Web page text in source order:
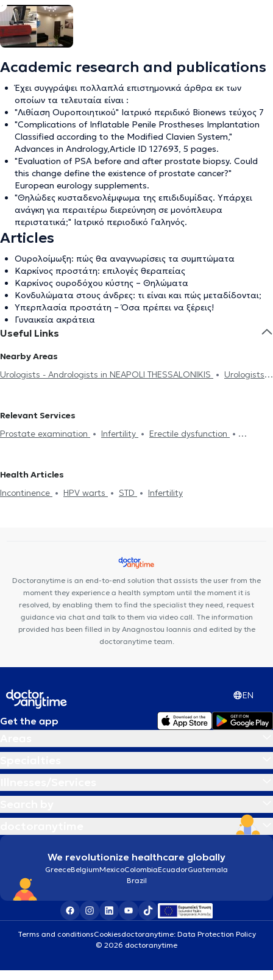
Academic research and publications
Έχει συγγράψει πολλαπλά επιστημονικά άρθρα εκ των
οποίων τα τελευταία είναι :
"Λιθίαση Ουροποιητικού" Ιατρικό περιδικό Bionews τεύχος 7
"Complications of Inflatable Penile Prostheses Implantation
Classified according to the Modified Clavien System,"
Advances in Andrology,Article ID 127693, 5 pages.
"Evaluation of PSA before and after prostate biopsy. Could
this change define the existence of prostate cancer?"
European eurology supplements.
"Θηλώδες κυσταδενολέμφωμα της επιδιδυμίδας. Υπάρχει
ανάγκη για περαιτέρω διερεύνηση σε μονόπλευρα
περιστατικά;" Ιατρικό περιοδικό Γαληνός.
Articles
Ουρολοίμωξη: πώς θα αναγνωρίσεις τα συμπτώματα
Καρκίνος προστάτη: επιλογές θεραπείας
Καρκίνος ουροδόχου κύστης – Θηλώματα
Κονδυλώματα στους άνδρες: τι είναι και πώς μεταδίδονται;
Υπερπλασία προστάτη – Όσα πρέπει να ξέρεις!
Γυναικεία ακράτεια
Useful Links
Nearby Areas
Urologists - Andrologists in NEAPOLI THESSALONIKIS
Urologists -
Andrologists in THERMI
Relevant Services
Prostate examination
Infertility
Erectile dysfunction
Hydrocele
Spermatocele
Semen Analysis
Kidney stones
Nephrolithiasis
Health Articles
Incontinence
HPV warts STD Infertility
Doctoranytime is an end-to-end solution that assists the user from the
moment they experience a health symptom until the moment it is
resolved, by enabling them to find the specialist they need, request
guidance via chat and talk to them via video call. The information
provided has been filled in by Anagnostou Ioannis and edited by the
doctoranytime team.
EN
Get the app
We revolutionize healthcare globally
GreeceBelgiumMexicoColombiaEcuadorGuatemala
Brazil
Terms and conditionsCookiesdoctoranytime: Data Protection Policy
© 2026 doctoranytime